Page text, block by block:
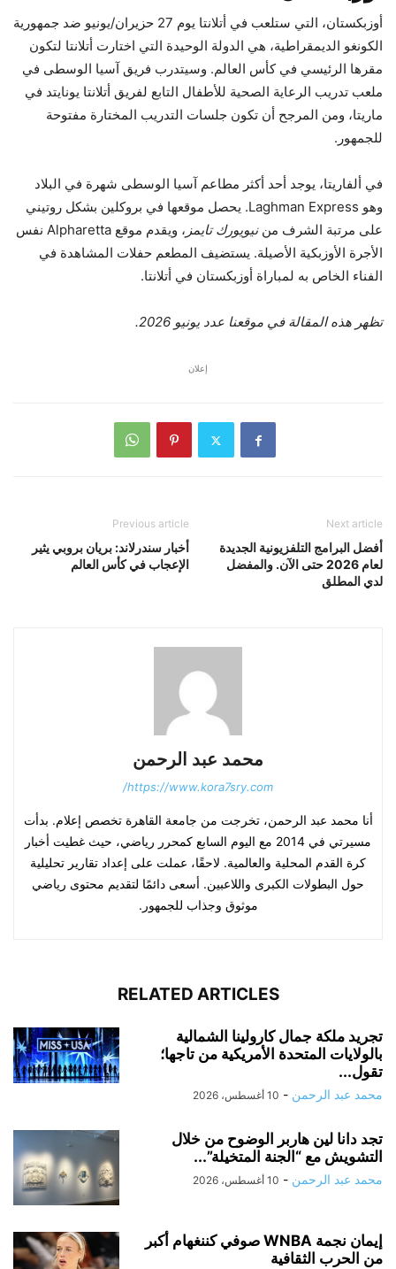
أوزبكستان، التي ستلعب في أتلانتا يوم 27 حزيران/يونيو ضد جمهورية
الكونغو الديمقراطية، هي الدولة الوحيدة التي اختارت أتلانتا لتكون
مقرها الرئيسي في كأس العالم. وسيتدرب فريق آسيا الوسطى في
ملعب تدريب الرعاية الصحية للأطفال التابع لفريق أتلانتا يونايتد في
ماريتا، ومن المرجح أن تكون جلسات التدريب المختارة مفتوحة
للجمهور.
في ألفاريتا، يوجد أحد أكثر مطاعم آسيا الوسطى شهرة في البلاد
وهو Laghman Express. يحصل موقعها في بروكلين بشكل روتيني
على مرتبة الشرف مننيويورك تايمز
، ويقدم موقع Alpharetta نفس
الأجرة الأوزبكية الأصيلة. يستضيف المطعم حفلات المشاهدة في
الفناء الخاص به لمباراة أوزبكستان في أتلانتا.
تظهر هذه المقالة في موقعنا عدد يونيو 2026 .
إعلان
Previous article
أخبار سندرلاند: بريان بروبي يثير
الإعجاب في كأس العالم
Next article
أفضل البرامج التلفزيونية الجديدة
لعام 2026 حتى الآن. والمفضل
لدي المطلق
محمد عبد الرحمن
https://www.kora7sry.com/
أنا محمد عبد الرحمن، تخرجت من جامعة القاهرة تخصص إعلام. بدأت
مسيرتي في 2014 مع اليوم السابع كمحرر رياضي، حيث غطيت أخبار
كرة القدم المحلية والعالمية. لاحقًا، عملت على إعداد تقارير تحليلية
حول البطولات الكبرى واللاعبين. أسعى دائمًا لتقديم محتوى رياضي
موثوق وجذاب للجمهور.
RELATED ARTICLES
تجريد ملكة جمال كارولينا الشمالية
بالولايات المتحدة الأمريكية من تاجها؛
تقول...
محمد عبد الرحمن - 10 أغسطس، 2026
تجد دانا لين هاربر الوضوح من خلال
التشويش مع “الجنة المتخيلة”...
محمد عبد الرحمن - 10 أغسطس، 2026
إيمان نجمة WNBA صوفي كننغهام أكبر
من الحرب الثقافية